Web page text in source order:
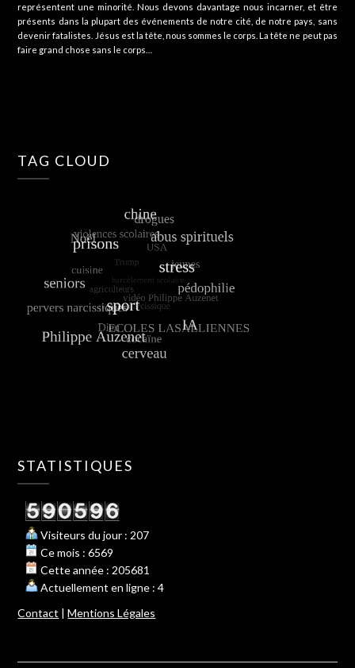
représentent une minorité. Nous devons davantage nous incarner, et être
présents dans la plupart des événements de notre cité, de notre pays, sans
devenir fatalistes. Jésus est la tête, nous sommes le corps. La tête ne peut pas
faire grand chose sans le corps…
TAG CLOUD
STATISTIQUES
Visiteurs du jour : 207
Ce mois : 6569
Cette année : 205681
Actuellement en ligne : 4
Contact |Mentions Légales